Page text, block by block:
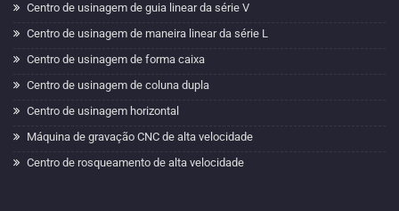
Centro de usinagem de guia linear da série V
Centro de usinagem de maneira linear da série L
Centro de usinagem de forma caixa
Centro de usinagem de coluna dupla
Centro de usinagem horizontal
Máquina de gravação CNC de alta velocidade
Centro de rosqueamento de alta velocidade